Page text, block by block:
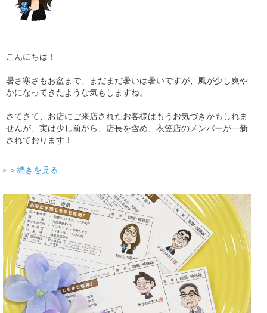
こんにちは！
暑さ寒さもお盆まで、まだまだ暑いは暑いですが、風が少し爽や
かになってきたような気もしますね。
さてさて、お店にご来店されたお客様はもうお気づきかもしれま
せんが、実は少し前から、店長を含め、衣笠店のメンバーが一新
されております！
＞＞続きを見る